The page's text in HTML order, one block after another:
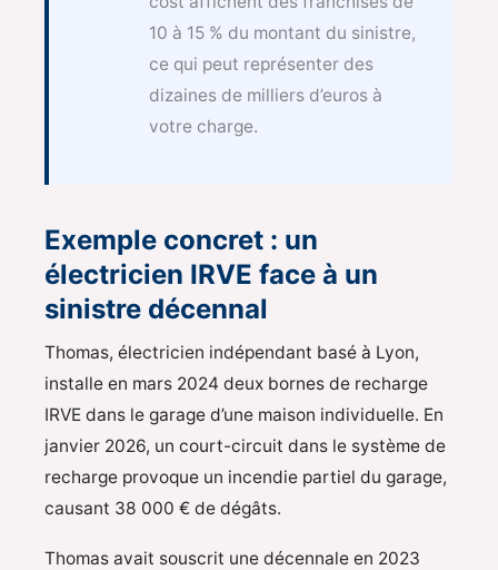
10 à 15 % du montant du sinistre,
ce qui peut représenter des
dizaines de milliers d’euros à
votre charge.
Exemple concret : un
électricien IRVE face à un
sinistre décennal
Thomas, électricien indépendant basé à Lyon,
installe en mars 2024 deux bornes de recharge
IRVE dans le garage d’une maison individuelle. En
janvier 2026, un court-circuit dans le système de
recharge provoque un incendie partiel du garage,
causant 38 000 € de dégâts.
Thomas avait souscrit une décennale en 2023